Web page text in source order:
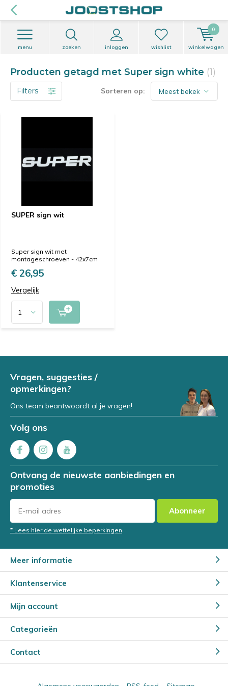
zoeken inloggen
menu wishlist winkelwagen
0
Producten getagd met Super sign white (1)
Filters Sorteren op:
SUPER sign wit
Super sign wit met
montageschroeven - 42x7cm
€ 26,95
Vergelijk
Vragen, suggesties /
opmerkingen?
Ons team beantwoordt al je vragen!
Volg ons
Ontvang de nieuwste aanbiedingen en
promoties
Abonneer
* Lees hier de wettelijke beperkingen
Meer informatie
Klantenservice
Mijn account
Categorieën
Contact